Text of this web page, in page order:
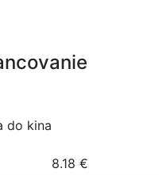
do kina
8.18 €